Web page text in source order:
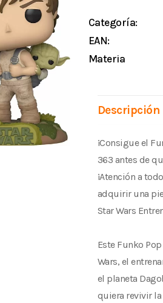
Categoría:
EAN:
Materia
Descripción
¡Consigue el
363 antes de
¡Atención a
adquirir una
Star Wars
Este Funko
Wars, el
el planeta
quiera revivir